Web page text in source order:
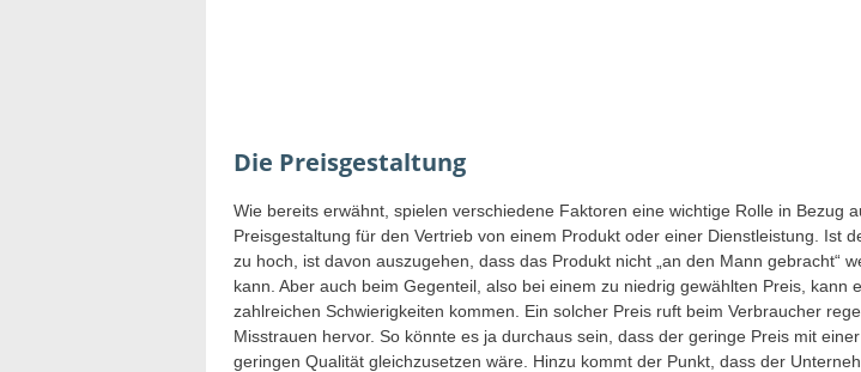
Die Preisgestaltung
Wie bereits erwähnt, spielen verschiedene Faktoren eine wichtige Rolle in Bezug
Preisgestaltung für den Vertrieb von einem Produkt oder einer Dienstleistung. Ist
zu hoch, ist davon auszugehen, dass das Produkt nicht „an den Mann gebracht“
kann. Aber auch beim Gegenteil, also bei einem zu niedrig gewählten Preis, kann
zahlreichen Schwierigkeiten kommen. Ein solcher Preis ruft beim Verbraucher
Misstrauen hervor. So könnte es ja durchaus sein, dass der geringe Preis mit einer
geringen Qualität gleichzusetzen wäre. Hinzu kommt der Punkt, dass der